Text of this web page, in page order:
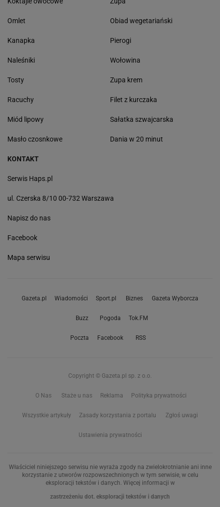
Omlet
Kanapka
Naleśniki
Tosty
Racuchy
Miód lipowy
Masło czosnkowe
Obiad wegetariański
Pierogi
Wołowina
Zupa krem
Filet z kurczaka
Sałatka szwajcarska
Dania w 20 minut
KONTAKT
Serwis Haps.pl
ul. Czerska 8/10 00-732 Warszawa
Napisz do nas
Facebook
Mapa serwisu
Gazeta.pl Wiadomości Sport.pl Biznes Gazeta Wyborcza
Buzz Pogoda Tok.FM
Poczta Facebook RSS
Copyright © Gazeta.pl sp. z o.o.
O Nas Staże u nas Reklama Polityka prywatności
Wszystkie artykuły Zasady korzystania z portalu Zgłoś uwagi
Ustawienia prywatności
Właściciel niniejszego serwisu nie wyraża zgody na zwielokrotnianie ani inne
korzystanie z utworów rozpowszechnionych w tym serwisie, w celu
eksploracji tekstów i danych. Więcej informacji w
zastrzeżeniu dot. eksploracji tekstów i danych